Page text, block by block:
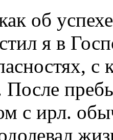
об
я в
После
с ирл.